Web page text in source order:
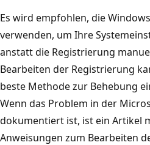
Es wird empfohlen, die
verwenden, um Ihre
anstatt die Registrierung
Bearbeiten der Registrierung
beste Methode zur Behebung
Wenn das Problem in der
dokumentiert ist, ist ein Artikel
Anweisungen zum Bearbeiten